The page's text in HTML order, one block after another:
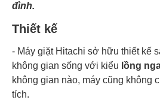
Kích thước
Chống nhăn
Xuất Xứ & Bảo Hành
Sản xuất
đình.
Thiết kế
- Máy giặt Hitachi sở hữu thiết kế
không gian sống với kiểu lồng
không gian nào, máy cũng không
tích.